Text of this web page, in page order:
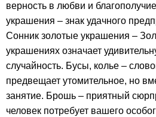
верность в любви и
украшения – знак удачного
Сонник золотые украшения –
украшениях означает
случайность. Бусы, колье –
предвещает утомительное, но
занятие. Брошь – приятный
человек потребует вашего